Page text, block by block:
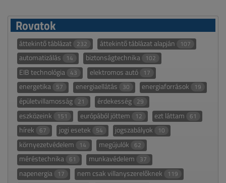
Rovatok
áttekintő táblázat 232 áttekintő táblázat alapján 107
automatizálás 14 biztonságtechnika 102
EIB technológia 43 elektromos autó 17
energetika 57 energiaellátás 30 energiaforrások 19
épületvillamosság 21 érdekesség 29
eszközeink 151 európából jöttem 12 ezt láttam 61
hírek 67 jogi esetek 54 jogszabályok 10
környezetvédelem 14 megújulók 62
méréstechnika 61 munkavédelem 37
napenergia 17 nem csak villanyszerelőknek 119